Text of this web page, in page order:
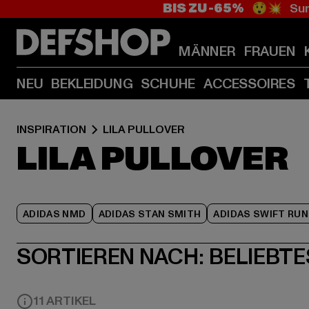
BIS ZU -65% 😲💥
MÄNNER FRAUEN
NEU BEKLEIDUNG SCHUHE ACCESSOIRES
INSPIRATION LILA PULLOVER
LILA PULLOVER
ADIDAS NMD ADIDAS STAN SMITH ADIDAS SWIFT RUN
SORTIEREN NACH:
11 ARTIKEL